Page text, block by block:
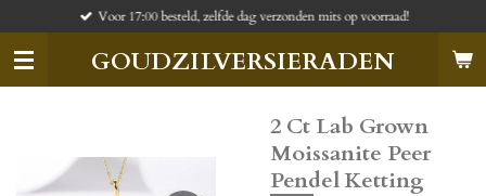
naar
GOUDZILVERSIERADEN
Voor 17:00 besteld, zelfde dag verzonden mits op voorraad!
2 Ct Lab Grown
Moissanite Peer
Pendel Ketting